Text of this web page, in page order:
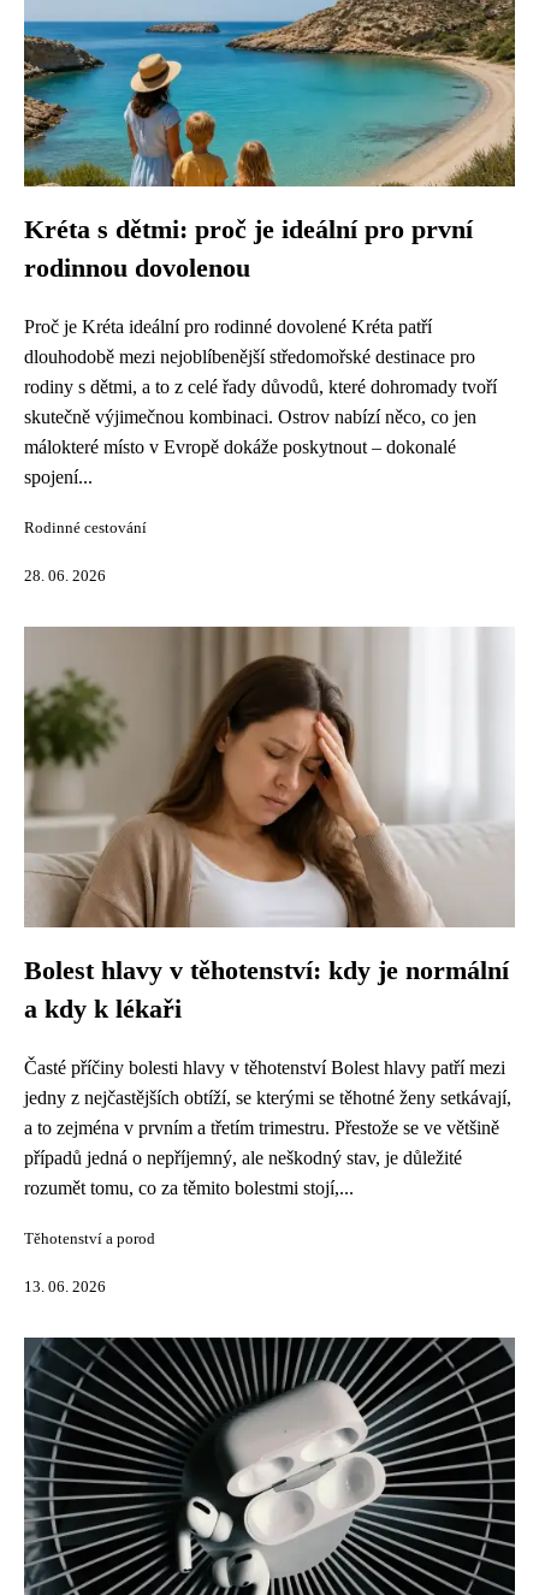
Kréta s dětmi: proč je ideální pro první
rodinnou dovolenou
Proč je Kréta ideální pro rodinné dovolené Kréta patří
dlouhodobě mezi nejoblíbenější středomořské destinace pro
rodiny s dětmi, a to z celé řady důvodů, které dohromady tvoří
skutečně výjimečnou kombinaci. Ostrov nabízí něco, co jen
málokteré místo v Evropě dokáže poskytnout – dokonalé
spojení...
Rodinné cestování
28. 06. 2026
Bolest hlavy v těhotenství: kdy je normální
a kdy k lékaři
Časté příčiny bolesti hlavy v těhotenství Bolest hlavy patří mezi
jedny z nejčastějších obtíží, se kterými se těhotné ženy setkávají,
a to zejména v prvním a třetím trimestru. Přestože se ve většině
případů jedná o nepříjemný, ale neškodný stav, je důležité
rozumět tomu, co za těmito bolestmi stojí,...
Těhotenství a porod
13. 06. 2026